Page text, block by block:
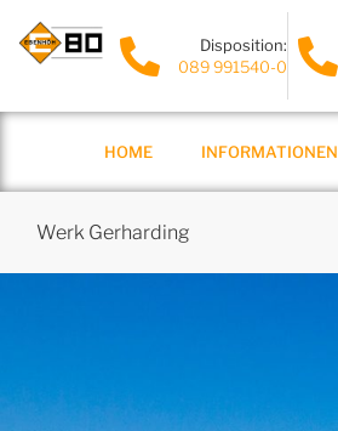
Disposition:
089 991540-0
HOME INFORMATIONEN
Werk Gerharding